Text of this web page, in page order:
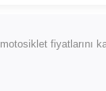
fiyatlarını